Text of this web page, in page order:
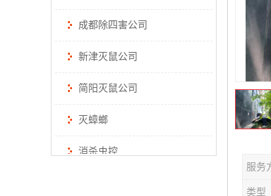
成都除四害公司
新津灭鼠公司
简阳灭鼠公司
灭蟑螂
消杀虫控
服务
类型